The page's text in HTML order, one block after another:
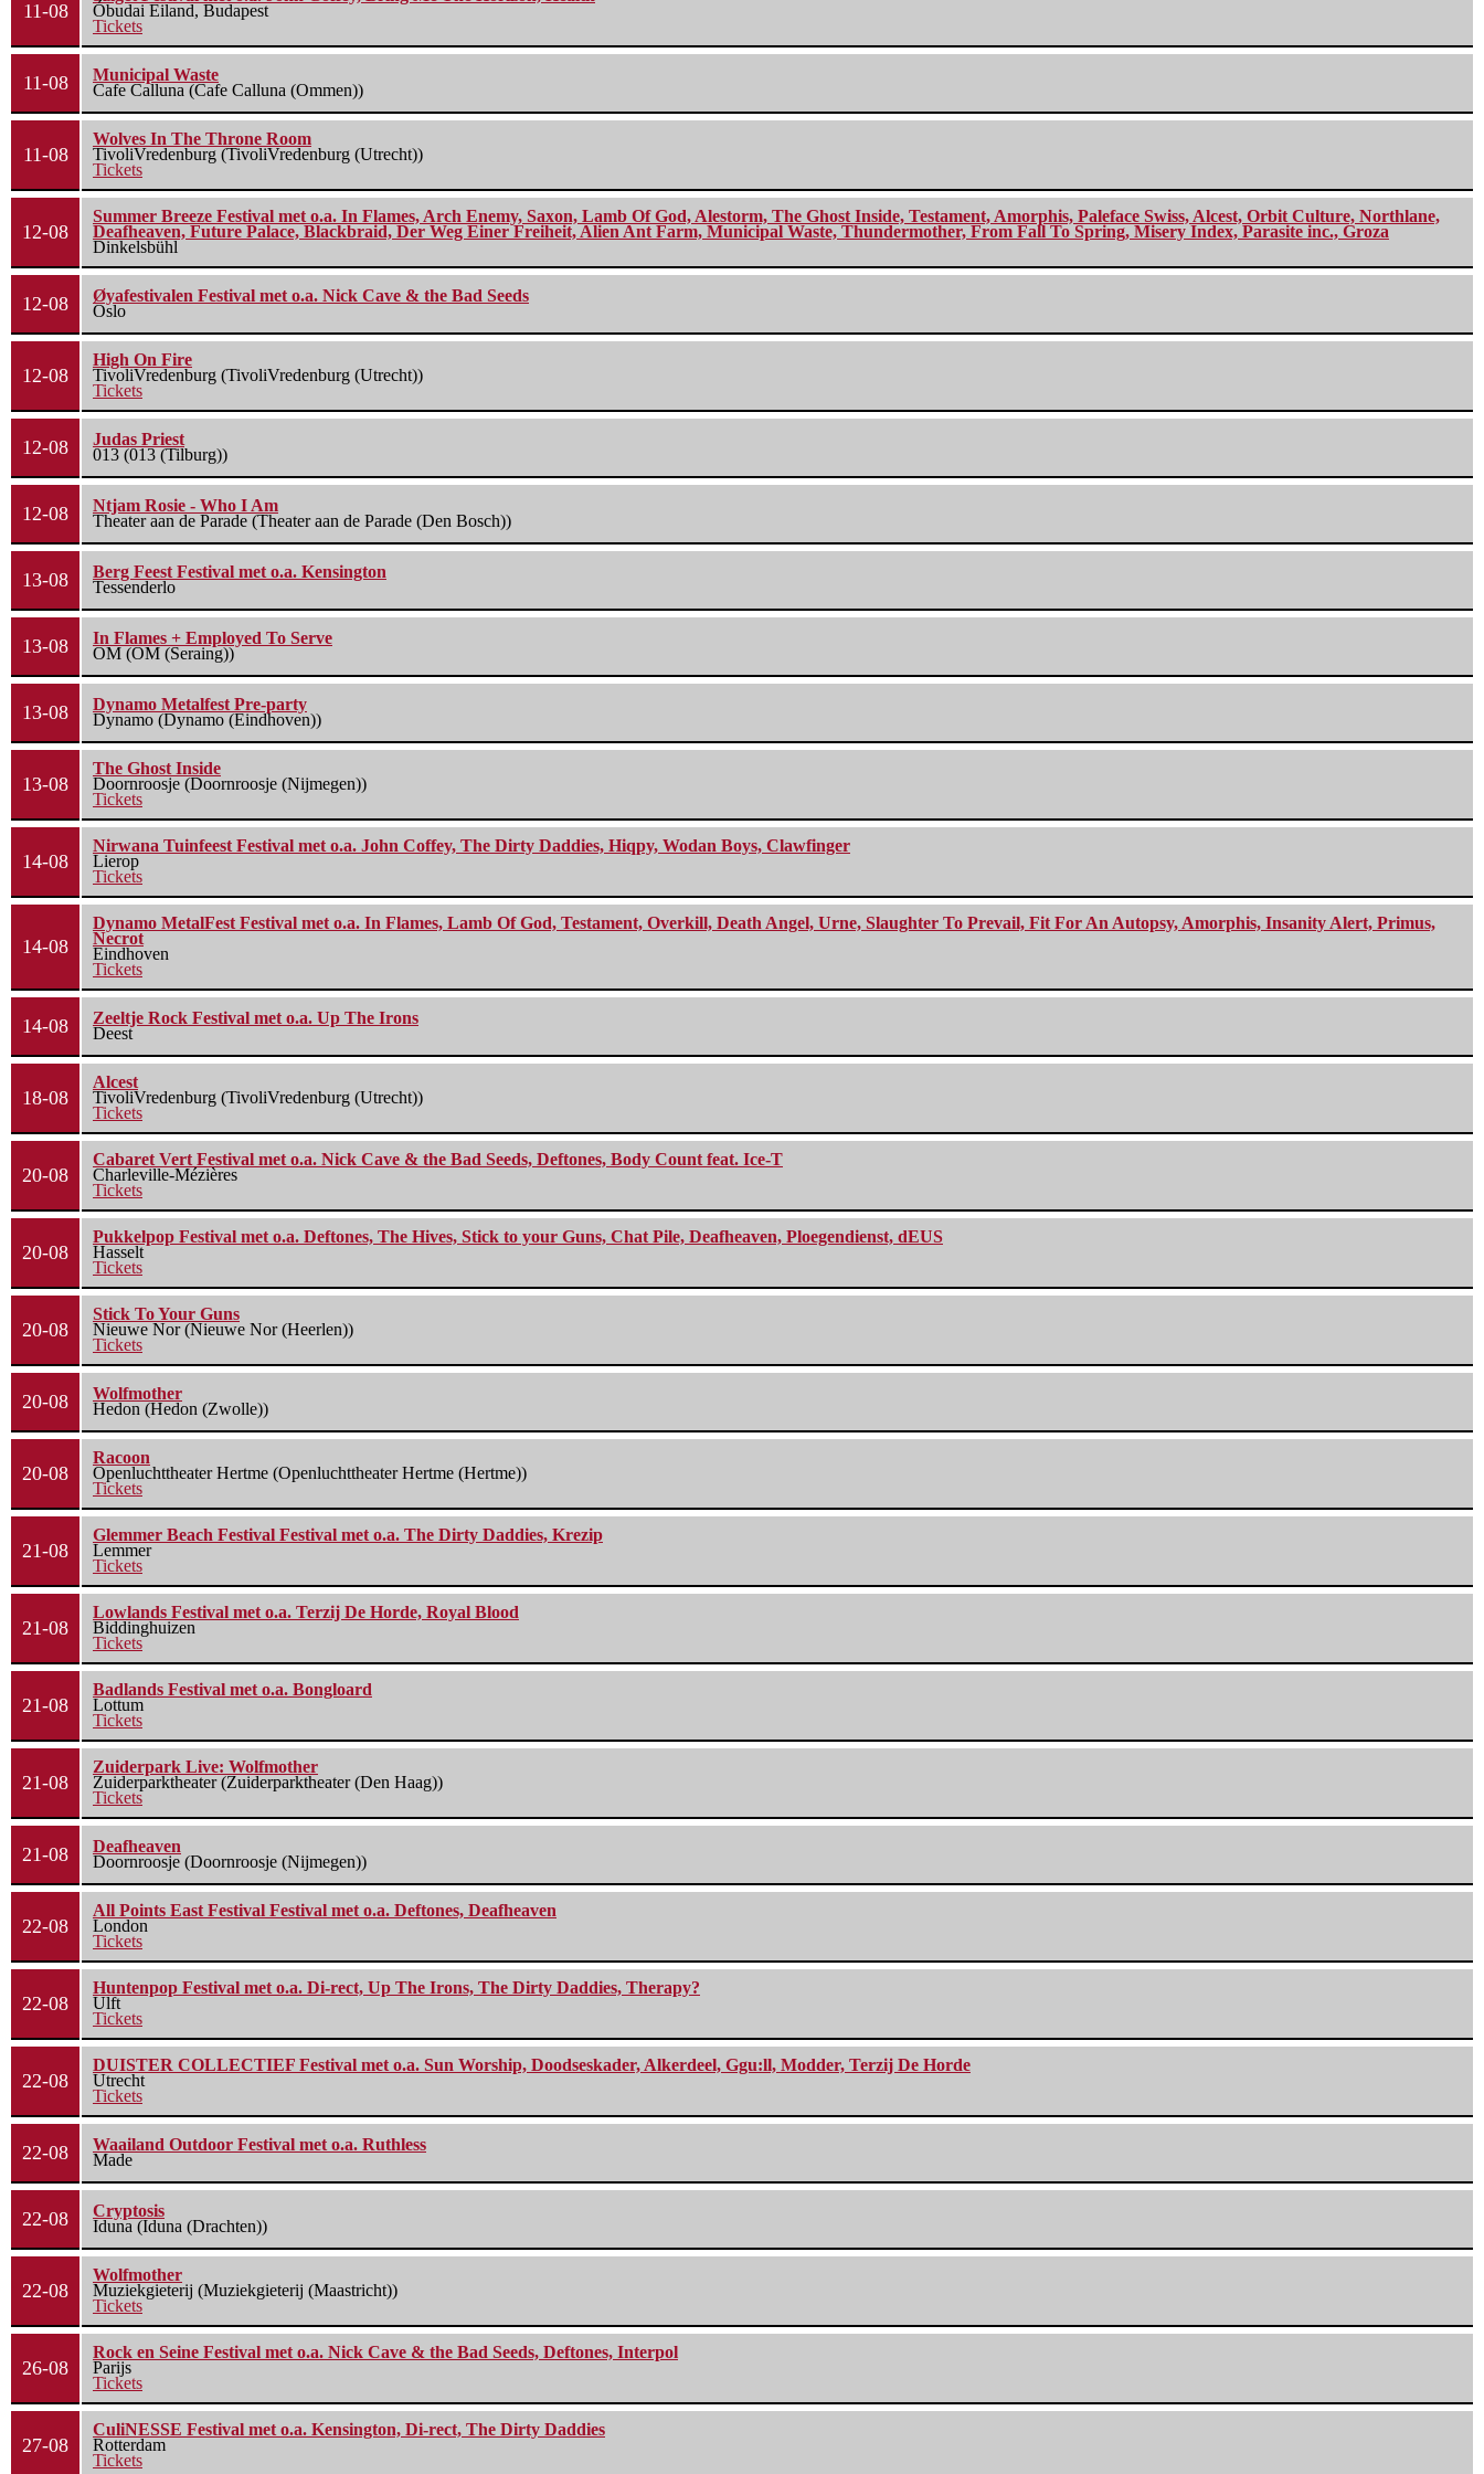
11-08
Óbudai Eiland, Budapest
Tickets
11-08
Municipal Waste
Cafe Calluna (Cafe Calluna (Ommen))
11-08
Wolves In The Throne Room
TivoliVredenburg (TivoliVredenburg (Utrecht))
Tickets
12-08
Summer Breeze Festival met o.a. In Flames, Arch Enemy, Saxon, Lamb Of God, Alestorm, The Ghost Inside, Testament, Amorphis, Paleface Swiss, Alcest, Orbit Culture, Northlane,
Deafheaven, Future Palace, Blackbraid, Der Weg Einer Freiheit, Alien Ant Farm, Municipal Waste, Thundermother, From Fall To Spring, Misery Index, Parasite inc., Groza
Dinkelsbühl
12-08
Øyafestivalen Festival met o.a. Nick Cave & the Bad Seeds
Oslo
12-08
High On Fire
TivoliVredenburg (TivoliVredenburg (Utrecht))
Tickets
12-08
Judas Priest
013 (013 (Tilburg))
12-08
Ntjam Rosie - Who I Am
Theater aan de Parade (Theater aan de Parade (Den Bosch))
13-08
Berg Feest Festival met o.a. Kensington
Tessenderlo
13-08
In Flames + Employed To Serve
OM (OM (Seraing))
13-08
Dynamo Metalfest Pre-party
Dynamo (Dynamo (Eindhoven))
13-08
The Ghost Inside
Doornroosje (Doornroosje (Nijmegen))
Tickets
14-08
Nirwana Tuinfeest Festival met o.a. John Coffey, The Dirty Daddies, Hiqpy, Wodan Boys, Clawfinger
Lierop
Tickets
14-08
Dynamo MetalFest Festival met o.a. In Flames, Lamb Of God, Testament, Overkill, Death Angel, Urne, Slaughter To Prevail, Fit For An Autopsy, Amorphis, Insanity Alert, Primus,
Necrot
Eindhoven
Tickets
14-08
Zeeltje Rock Festival met o.a. Up The Irons
Deest
18-08
Alcest
TivoliVredenburg (TivoliVredenburg (Utrecht))
Tickets
20-08
Cabaret Vert Festival met o.a. Nick Cave & the Bad Seeds, Deftones, Body Count feat. Ice-T
Charleville-Mézières
Tickets
20-08
Pukkelpop Festival met o.a. Deftones, The Hives, Stick to your Guns, Chat Pile, Deafheaven, Ploegendienst, dEUS
Hasselt
Tickets
20-08
Stick To Your Guns
Nieuwe Nor (Nieuwe Nor (Heerlen))
Tickets
20-08
Wolfmother
Hedon (Hedon (Zwolle))
20-08
Racoon
Openluchttheater Hertme (Openluchttheater Hertme (Hertme))
Tickets
21-08
Glemmer Beach Festival Festival met o.a. The Dirty Daddies, Krezip
Lemmer
Tickets
21-08
Lowlands Festival met o.a. Terzij De Horde, Royal Blood
Biddinghuizen
Tickets
21-08
Badlands Festival met o.a. Bongloard
Lottum
Tickets
21-08
Zuiderpark Live: Wolfmother
Zuiderparktheater (Zuiderparktheater (Den Haag))
Tickets
21-08
Deafheaven
Doornroosje (Doornroosje (Nijmegen))
22-08
All Points East Festival Festival met o.a. Deftones, Deafheaven
London
Tickets
22-08
Huntenpop Festival met o.a. Di-rect, Up The Irons, The Dirty Daddies, Therapy?
Ulft
Tickets
22-08
DUISTER COLLECTIEF Festival met o.a. Sun Worship, Doodseskader, Alkerdeel, Ggu:ll, Modder, Terzij De Horde
Utrecht
Tickets
22-08
Waailand Outdoor Festival met o.a. Ruthless
Made
22-08
Cryptosis
Iduna (Iduna (Drachten))
22-08
Wolfmother
Muziekgieterij (Muziekgieterij (Maastricht))
Tickets
26-08
Rock en Seine Festival met o.a. Nick Cave & the Bad Seeds, Deftones, Interpol
Parijs
Tickets
27-08
CuliNESSE Festival met o.a. Kensington, Di-rect, The Dirty Daddies
Rotterdam
Tickets